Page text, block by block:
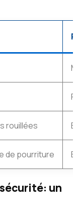
rouillées
de pourriture
un